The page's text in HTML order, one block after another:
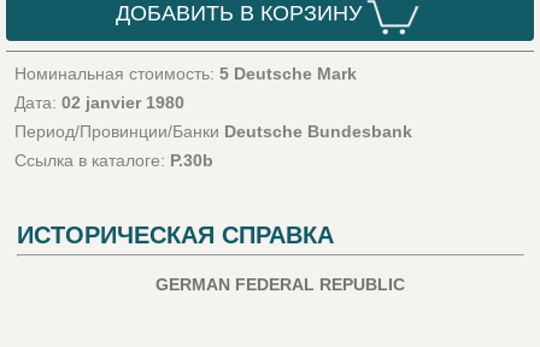
ДОБАВИТЬ В КОРЗИНУ
Номинальная стоимость: 5 Deutsche Mark
Дата: 02 janvier 1980
Период/Провинции/Банки Deutsche Bundesbank
Ссылка в каталоге: P.30b
ИСТОРИЧЕСКАЯ СПРАВКА
GERMAN FEDERAL REPUBLIC